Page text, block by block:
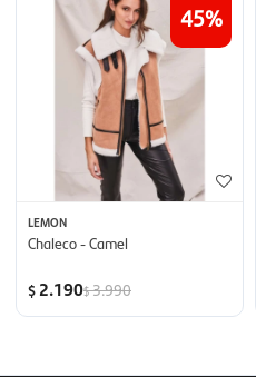
45
LEMON
Chaleco - Camel
$2.190$3.990